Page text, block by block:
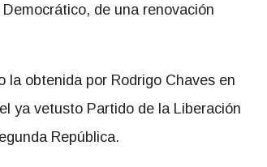
de una renovación
la obtenida por Rodrigo Chaves en
ya vetusto Partido de la Liberación
República.